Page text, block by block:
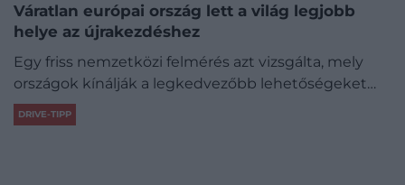
Váratlan európai ország lett a világ legjobb
helye az újrakezdéshez
Egy friss nemzetközi felmérés azt vizsgálta, mely
országok kínálják a legkedvezőbb lehetőségeket…
DRIVE-TIPP